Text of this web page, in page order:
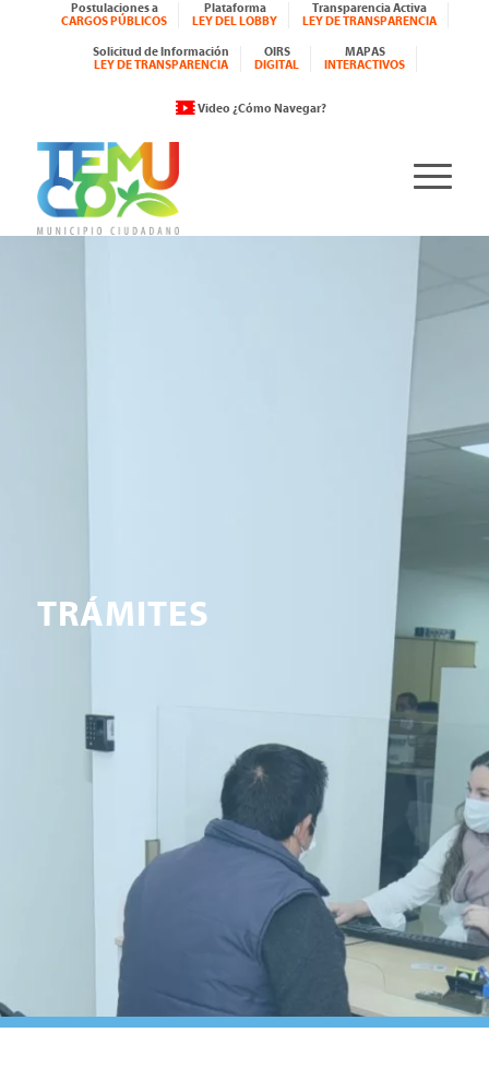
Postulaciones a
CARGOS PÚBLICOS
Plataforma
LEY DEL LOBBY
Transparencia Activa
LEY DE TRANSPARENCIA
Solicitud de Información
LEY DE TRANSPARENCIA
OIRS
DIGITAL
MAPAS
INTERACTIVOS
Video ¿Cómo Navegar?
TRÁMITES